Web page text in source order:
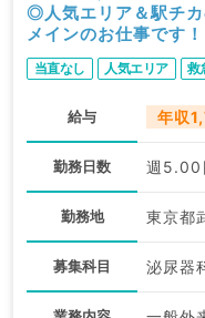
◎人気エリア＆駅チ
メインのお仕事です
当直なし 人気エリア 救
給与 年収
勤務日数 週5.00
勤務地 東京都
募集科目